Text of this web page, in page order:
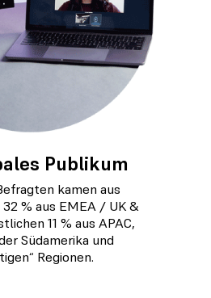
Publikum
kamen aus
% aus EMEA / UK &
11 % aus APAC,
Südamerika und
Regionen.